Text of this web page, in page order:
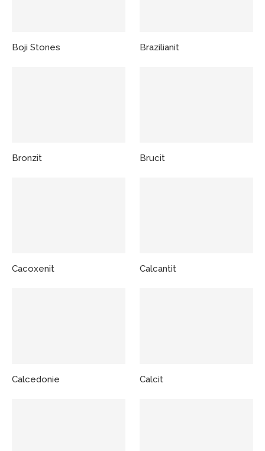
Boji Stones Brazilianit
Bronzit Brucit
Cacoxenit Calcantit
Calcedonie Calcit